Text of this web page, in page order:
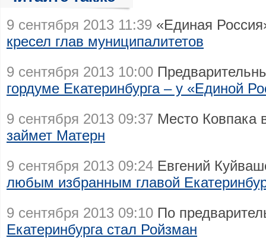
9 сентября 2013 11:39 «Единая
кресел глав муниципалитетов
9 сентября 2013 10:00
гордуме Екатеринбурга – у «Единой
9 сентября 2013 09:37 Место Ковпака
займет Матерн
9 сентября 2013 09:24 Евгений
любым избранным главой
9 сентября 2013 09:10 По
Екатеринбурга стал Ройзман